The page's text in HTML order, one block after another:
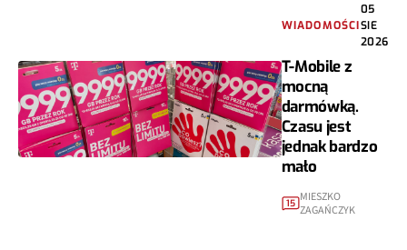
WIADOMOŚCI
05
SIE
2026
T-Mobile z
mocną
darmówką.
Czasu jest
jednak bardzo
mało
15 MIESZKO
ZAGAŃCZYK